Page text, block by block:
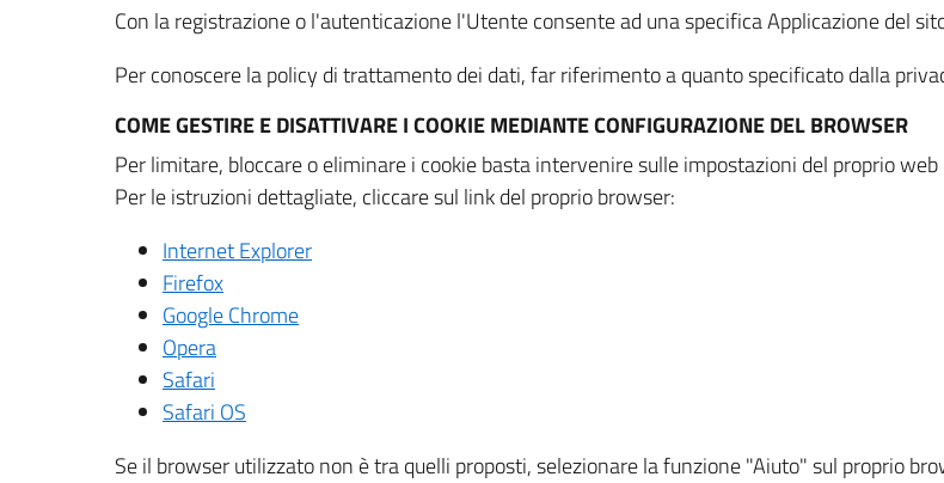
Con la registrazione o l'autenticazione l'Utente consente ad una specifica Applicazione del
Per conoscere la policy di trattamento dei dati, far riferimento a quanto specificato dalla
COME GESTIRE E DISATTIVARE I COOKIE MEDIANTE CONFIGURAZIONE DEL BROWSER
Per limitare, bloccare o eliminare i cookie basta intervenire sulle impostazioni del proprio
Per le istruzioni dettagliate, cliccare sul link del proprio browser:
Internet Explorer
Firefox
Google Chrome
Opera
Safari
Safari OS
Se il browser utilizzato non è tra quelli proposti, selezionare la funzione "Aiuto" sul proprio